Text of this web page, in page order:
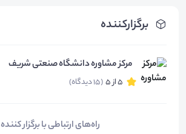
برگزارکننده
مرکز مشاوره دانشگاه صنعتی شریف
5 از 5 (15 دیدگاه)
راه‌های ارتباطی با برگزار کننده